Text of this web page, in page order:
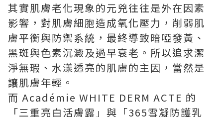
其實肌膚老化現象的元兇往往是外在因素
影響，對肌膚細胞造成氧化壓力，削弱肌
膚平衡與防禦系統，最終導致暗啞發黃、
黑斑與色素沉澱及過早衰老。所以追求潔
淨無瑕、水漾透亮的肌膚的主因，當然是
讓肌膚年輕。
而 Académie WHITE DERM ACTE 的
「三重亮白活膚露」與「365雪凝防護乳